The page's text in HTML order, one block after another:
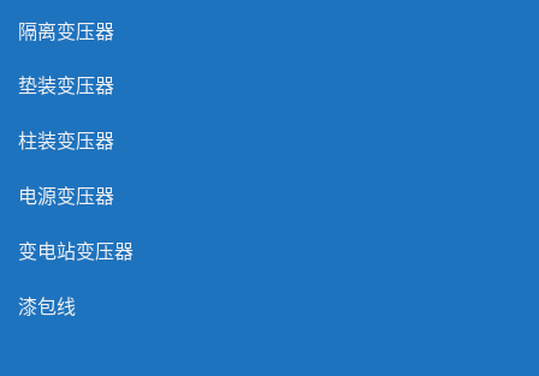
隔离变压器
垫装变压器
柱装变压器
电源变压器
变电站变压器
漆包线